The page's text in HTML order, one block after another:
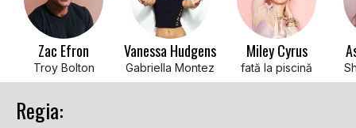
Zac Efron
Troy Bolton
Vanessa Hudgens
Gabriella Montez
Miley Cyrus
fată la piscină
Regia: